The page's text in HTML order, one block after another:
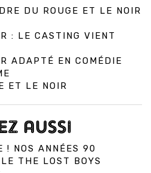
DU ROUGE ET LE NOIR
: LE CASTING VIENT
ADAPTÉ EN COMÉDIE
ET LE NOIR
AUSSI
! NOS ANNÉES 90
THE LOST BOYS